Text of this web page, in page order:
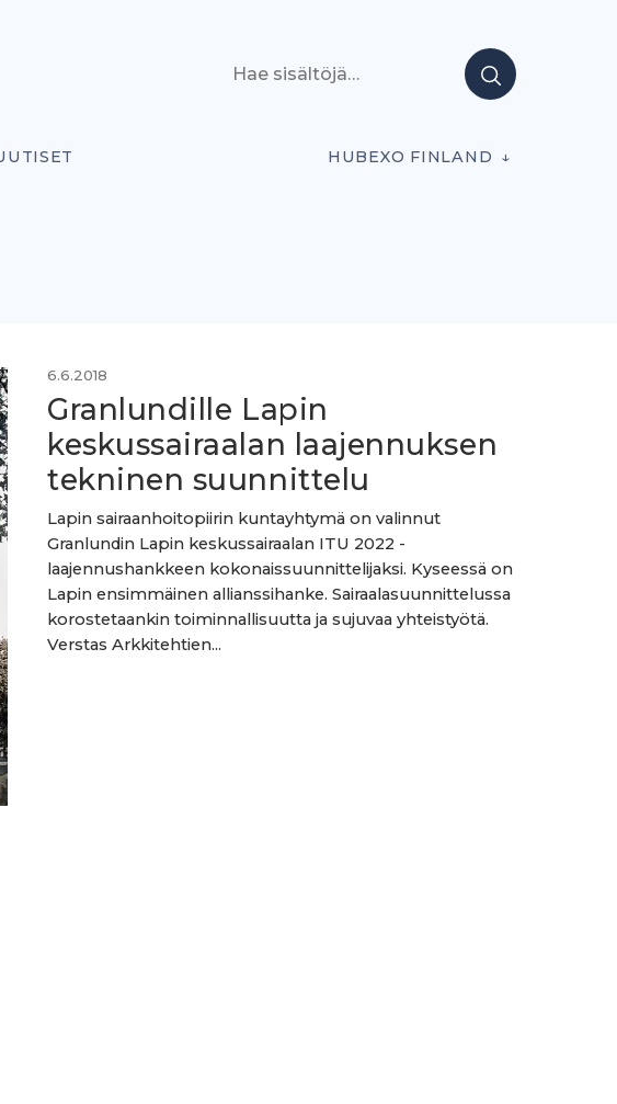
HUBEXO FINLAND
6.6.2018
Granlundille Lapin
keskussairaalan laajennuksen
tekninen suunnittelu
Lapin sairaanhoitopiirin kuntayhtymä on valinnut
Granlundin Lapin keskussairaalan ITU 2022 -
laajennushankkeen kokonaissuunnittelijaksi. Kyseessä on
Lapin ensimmäinen allianssihanke. Sairaalasuunnittelussa
korostetaankin toiminnallisuutta ja sujuvaa yhteistyötä.
Verstas Arkkitehtien...